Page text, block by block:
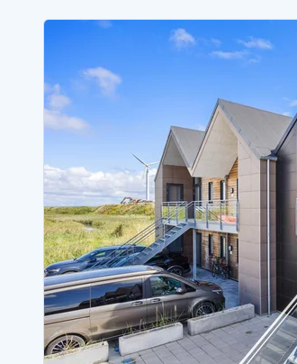
Ferienhäuser neu gebaut
Ferienhäuser Nicht-Raucher
Ferienhäuser mit Aussicht
Ferienhäuser mit Whirlpool
Ferienhäuser mit Freitagswechsel
Ferienhäuser mit Samstagswechsel
Ferienhäuser BjerregardFerienhäuser Blavand
Ferienhäuser Argab
Ferienhäuser in Arrild
Ferienhäuser Bjerregard
Ferienhäuser Blavand
Ferienhäuser Bork Havn
Ferienhäuser Fjand
Ferienhäuser Fanö